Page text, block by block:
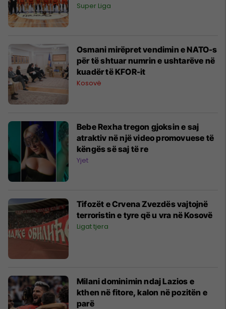
Super Liga
Osmani mirëpret vendimin e NATO-s
për të shtuar numrin e ushtarëve në
kuadër të KFOR-it
Kosovë
Bebe Rexha tregon gjoksin e saj
atraktiv në një video promovuese të
këngës së saj të re
Yjet
Tifozët e Crvena Zvezdës vajtojnë
terroristin e tyre që u vra në Kosovë
Ligat tjera
Milani dominimin ndaj Lazios e
kthen në fitore, kalon në pozitën e
parë